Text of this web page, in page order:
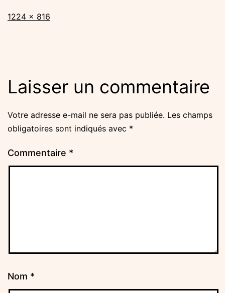
Taille
1224 × 816
Laisser un commentaire
Votre adresse e-mail ne sera pas publiée. Les champs
obligatoires sont indiqués avec *
Commentaire *
Nom *